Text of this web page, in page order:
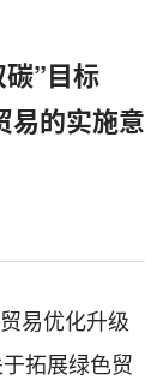
”目标
的实施意
易优化升级
拓展绿色贸